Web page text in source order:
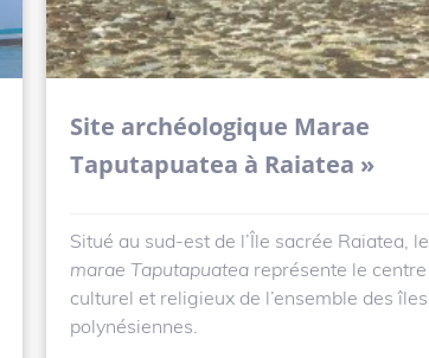
Site archéologique Marae
Taputapuatea à Raiatea »
Situé au sud-est de l’Île sacrée Raiatea, le
marae Taputapuatea représente le centre
culturel et religieux de l’ensemble des îles
polynésiennes.